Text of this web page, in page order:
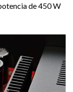
de 450 W